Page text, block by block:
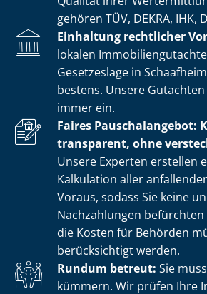
gehören TÜV, DEKRA, IHK,
Einhaltung rechtlicher
lokalen
Gesetzeslage in
bestens. Unsere
immer ein.
Faires Pauschalangebot:
transparent, ohne
Unsere Experten erstellen
Kalkulation aller
Voraus, sodass Sie keine
Nachzahlungen befürchten
die Kosten für Behörden
berücksichtigt werden.
Rundum betreut: Sie
kümmern. Wir prüfen Ihre